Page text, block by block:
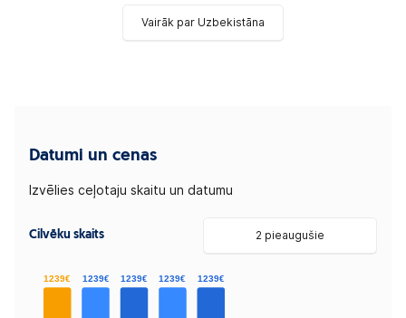
Vairāk par Uzbekistāna
Datumi un cenas
Izvēlies ceļotaju skaitu un datumu
Cilvēku skaits 2 pieaugušie